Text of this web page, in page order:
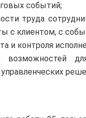
событий;
труда
с клиентом, с
и контроля
возможностей